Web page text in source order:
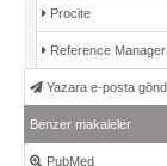
Procite
Reference Manager
Yazara e-posta
Benzer makaleler
PubMed